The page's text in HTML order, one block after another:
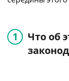
Что об